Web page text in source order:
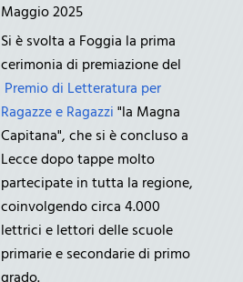
Maggio 2025
Si è svolta a Foggia la prima
cerimonia di premiazione del
Premio di Letteratura per
Ragazze e Ragazzi"la Magna
Capitana", che si è concluso a
Lecce dopo tappe molto
partecipate in tutta la regione,
coinvolgendo circa 4.000
lettrici e lettori delle scuole
primarie e secondarie di primo